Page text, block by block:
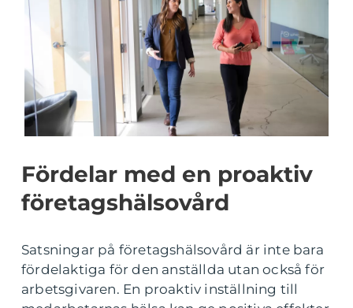
Fördelar med en proaktiv
företagshälsovård
Satsningar på företagshälsovård är inte bara
fördelaktiga för den anställda utan också för
arbetsgivaren. En proaktiv inställning till